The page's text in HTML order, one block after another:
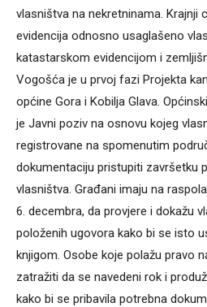
vlasništva na nekretninama. Krajnji
evidencija odnosno usaglašeno
katastarskom evidencijom i
Vogošća je u prvoj fazi Projekta
općine Gora i Kobilja Glava.
je Javni poziv na osnovu kojeg
registrovane na spomenutim
dokumentaciju pristupiti završetku
vlasništva. Građani imaju na
6. decembra, da provjere i dokažu
položenih ugovora kako bi se isto
knjigom. Osobe koje polažu pravo
zatražiti da se navedeni rok i
kako bi se pribavila potrebna